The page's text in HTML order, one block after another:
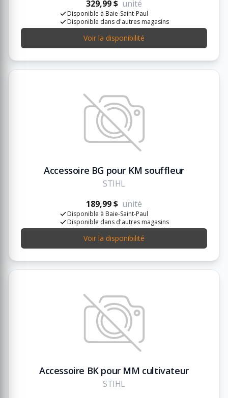
329,99 $ unité
Disponible à Baie-Saint-Paul
Disponible dans d'autres magasins
Voir la disponibilité
Accessoire BG pour KM souffleur
STIHL
189,99 $ unité
Disponible à Baie-Saint-Paul
Disponible dans d'autres magasins
Voir la disponibilité
Accessoire BK pour MM cultivateur
STIHL